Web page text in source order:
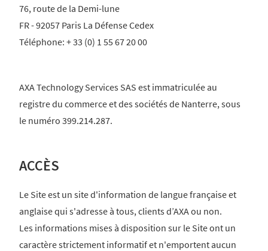
76, route de la Demi-lune
FR - 92057 Paris La Défense Cedex
Téléphone: + 33 (0) 1 55 67 20 00
AXA Technology Services SAS est immatriculée au
registre du commerce et des sociétés de Nanterre, sous
le numéro 399.214.287.
ACCÈS
Le Site est un site d'information de langue française et
anglaise qui s'adresse à tous, clients d’AXA ou non.
Les informations mises à disposition sur le Site ont un
caractère strictement informatif et n'emportent aucun